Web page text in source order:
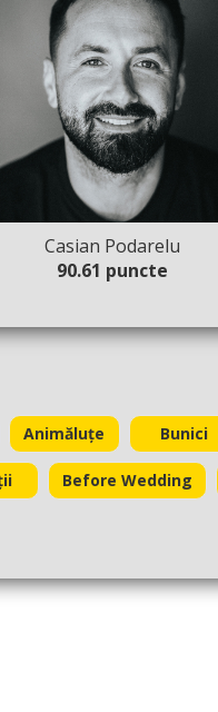
Casian Podarelu
90.61 puncte
Animăluțe Bunici
Before Wedding